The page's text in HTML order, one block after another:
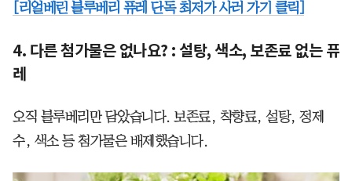
[리얼베린 블루베리 퓨레 단독 최저가 사러 가기 클릭]
4. 다른 첨가물은 없나요? : 설탕, 색소, 보존료 없는 퓨
레
오직 블루베리만 담았습니다. 보존료, 착향료, 설탕, 정제
수, 색소 등 첨가물은 배제했습니다.